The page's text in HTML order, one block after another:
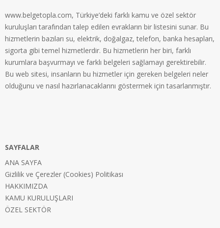
www.belgetopla.com, Türkiye’deki farklı kamu ve özel sektör
kuruluşları tarafından talep edilen evrakların bir listesini sunar. Bu
hizmetlerin bazıları su, elektrik, doğalgaz, telefon, banka hesapları,
sigorta gibi temel hizmetlerdir. Bu hizmetlerin her biri, farklı
kurumlara başvurmayı ve farklı belgeleri sağlamayı gerektirebilir.
Bu web sitesi, insanların bu hizmetler için gereken belgeleri neler
olduğunu ve nasıl hazırlanacaklarını göstermek için tasarlanmıştır.
SAYFALAR
ANA SAYFA
Gizlilik ve Çerezler (Cookies) Politikası
HAKKIMIZDA
KAMU KURULUŞLARI
ÖZEL SEKTÖR